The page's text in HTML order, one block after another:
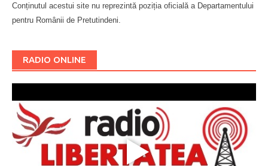
Conținutul acestui site nu reprezintă poziția oficială a Departamentului
pentru Românii de Pretutindeni.
RADIO ONLINE